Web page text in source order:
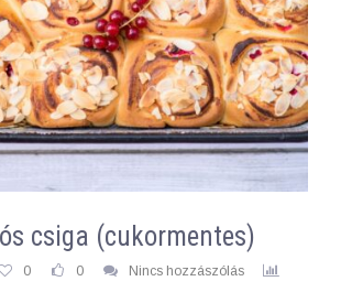
csiga (cukormentes)
0 0
Nincs hozzászólás